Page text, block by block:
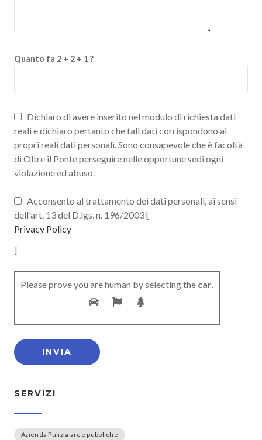
Quanto fa 2 + 2 + 1 ?
Dichiaro di avere inserito nel modulo di richiesta dati
reali e dichiaro pertanto che tali dati corrispondono ai
propri reali dati personali. Sono consapevole che è facoltà
di Oltre il Ponte perseguire nelle opportune sedi ogni
violazione ed abuso.
Acconsento al trattamento dei dati personali, ai sensi
dell'art. 13 del D.lgs. n. 196/2003 [
Privacy Policy
]
Please prove you are human by selecting the car.
SERVIZI
Azienda Pulizia aree pubbliche